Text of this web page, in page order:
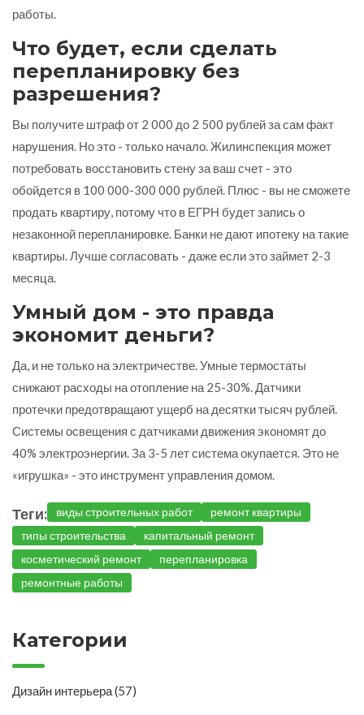
работы.
Что будет, если сделать
перепланировку без
разрешения?
Вы получите штраф от 2 000 до 2 500 рублей за сам факт
нарушения. Но это - только начало. Жилинспекция может
потребовать восстановить стену за ваш счет - это
обойдется в 100 000-300 000 рублей. Плюс - вы не сможете
продать квартиру, потому что в ЕГРН будет запись о
незаконной перепланировке. Банки не дают ипотеку на такие
квартиры. Лучше согласовать - даже если это займет 2-3
месяца.
Умный дом - это правда
экономит деньги?
Да, и не только на электричестве. Умные термостаты
снижают расходы на отопление на 25-30%. Датчики
протечки предотвращают ущерб на десятки тысяч рублей.
Системы освещения с датчиками движения экономят до
40% электроэнергии. За 3-5 лет система окупается. Это не
«игрушка» - это инструмент управления домом.
Теги: виды строительных работ
ремонт квартиры
типы строительства
капитальный ремонт
косметический ремонт
перепланировка
ремонтные работы
Категории
Дизайн интерьера(57)